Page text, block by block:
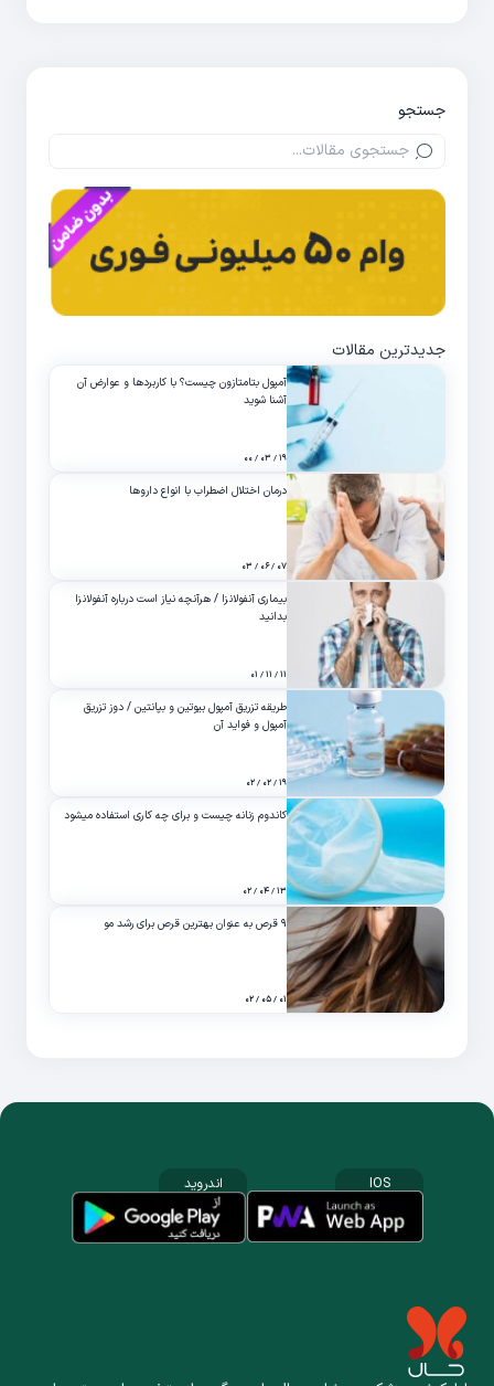
جستجو
جدیدترین مقالات
آمپول بتامتازون چیست؟ با کاربردها و عوارض آن
آشنا شوید
۱۹ / ۰۳ / ۰۰
درمان اختلال اضطراب با انواع داروها
۰۷ / ۰۶ / ۰۳
بیماری آنفولانزا / هرآنچه نیاز است درباره آنفولانزا
بدانید
۱۱ / ۱۱ / ۰۱
طریقه تزریق آمپول بیوتین و بپانتین / دوز تزریق
آمپول و فواید آن
۱۹ / ۰۲ / ۰۲
کاندوم زنانه چیست و برای چه کاری استفاده میشود
۱۳ / ۰۴ / ۰۲
۹ قرص به عنوان بهترین قرص برای رشد مو
۰۱ / ۰۵ / ۰۲
IOS اندروید